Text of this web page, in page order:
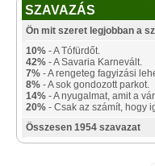
SZAVAZÁS
Ön mit szeret legjobban a
10% - A Tófürdőt.
42% - A Savaria Karnevált.
7% - A rengeteg fagyizási
8% - A sok gondozott parkot.
14% - A nyugalmat, amit a
20% - Csak az számít, hogy
Összesen 1954 szavazat